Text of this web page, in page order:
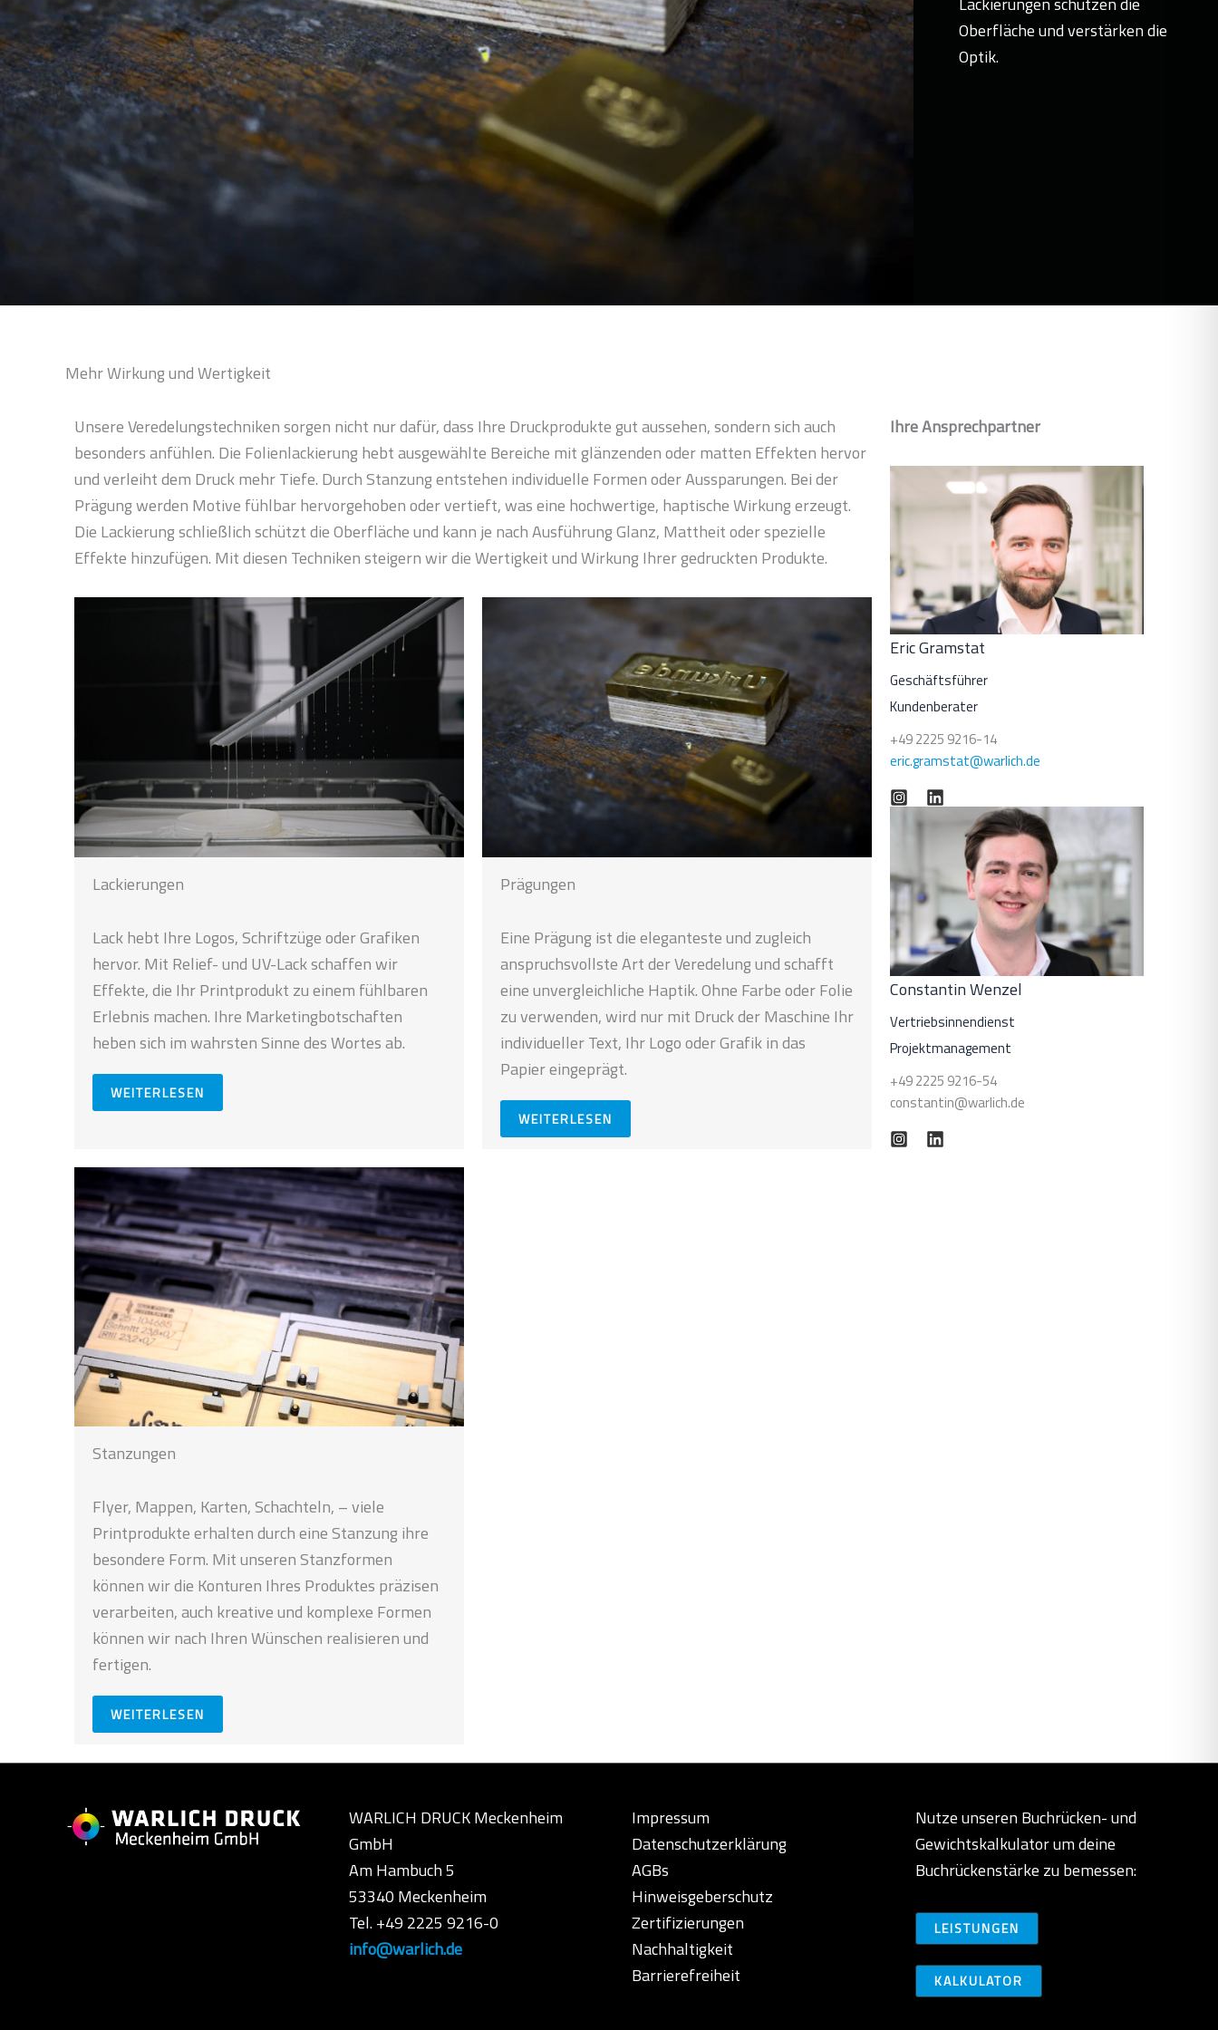
Oberfläche und verstärken die
Optik.
Mehr Wirkung und Wertigkeit
Unsere Veredelungstechniken sorgen nicht nur dafür, dass Ihre Druckprodukte gut aussehen, sondern sich auch
besonders anfühlen. Die Folienlackierung hebt ausgewählte Bereiche mit glänzenden oder matten Effekten hervor
und verleiht dem Druck mehr Tiefe. Durch Stanzung entstehen individuelle Formen oder Aussparungen. Bei der
Prägung werden Motive fühlbar hervorgehoben oder vertieft, was eine hochwertige, haptische Wirkung erzeugt.
Die Lackierung schließlich schützt die Oberfläche und kann je nach Ausführung Glanz, Mattheit oder spezielle
Effekte hinzufügen. Mit diesen Techniken steigern wir die Wertigkeit und Wirkung Ihrer gedruckten Produkte.
Lackierungen
Lack hebt Ihre Logos, Schriftzüge oder Grafiken
hervor. Mit Relief- und UV-Lack schaffen wir
Effekte, die Ihr Printprodukt zu einem fühlbaren
Erlebnis machen. Ihre Marketingbotschaften
heben sich im wahrsten Sinne des Wortes ab.
WEITERLESEN
Prägungen
Eine Prägung ist die eleganteste und zugleich
anspruchsvollste Art der Veredelung und schafft
eine unvergleichliche Haptik. Ohne Farbe oder Folie
zu verwenden, wird nur mit Druck der Maschine Ihr
individueller Text, Ihr Logo oder Grafik in das
Papier eingeprägt.
WEITERLESEN
Stanzungen
Flyer, Mappen, Karten, Schachteln, – viele
Printprodukte erhalten durch eine Stanzung ihre
besondere Form. Mit unseren Stanzformen
können wir die Konturen Ihres Produktes präzisen
verarbeiten, auch kreative und komplexe Formen
können wir nach Ihren Wünschen realisieren und
fertigen.
WEITERLESEN
Ihre Ansprechpartner
Eric Gramstat
Geschäftsführer
Kundenberater
+49 2225 9216-14
eric.gramstat@warlich.de
Constantin Wenzel
Vertriebsinnendienst
Projektmanagement
+49 2225 9216-54
constantin@warlich.de
WARLICH DRUCK Meckenheim
GmbH
Am Hambuch 5
53340 Meckenheim
Tel. +49 2225 9216-0
info@warlich.de
Impressum
Datenschutzerklärung
AGBs
Hinweisgeberschutz
Zertifizierungen
Nachhaltigkeit
Barrierefreiheit
Nutze unseren Buchrücken- und
Gewichtskalkulator um deine
Buchrückenstärke zu bemessen:
LEISTUNGEN
KALKULATOR